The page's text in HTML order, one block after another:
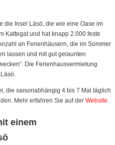
die Insel Läsö, die wie eine Oase im
Kattegat und hat knapp 2.000 feste
an Ferienhäusern, die im Sommer
lassen und mit gut gelaunten
Die Ferienhausvermietung
die saisonabhängig 4 bis 7 Mal täglich
Mehr erfahren Sie auf der Website.
einem